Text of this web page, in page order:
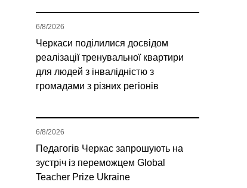
Черкаси поділилися досвідом
реалізації тренувальної квартири
для людей з інвалідністю з
громадами з різних регіонів
6/8/2026
Педагогів Черкас запрошують на
зустріч із переможцем Global
Teacher Prize Ukraine
6/8/2026